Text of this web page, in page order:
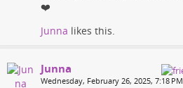
❤️
Junna likes this.
Junna
Wednesday, February 26, 2025, 7:18 PM